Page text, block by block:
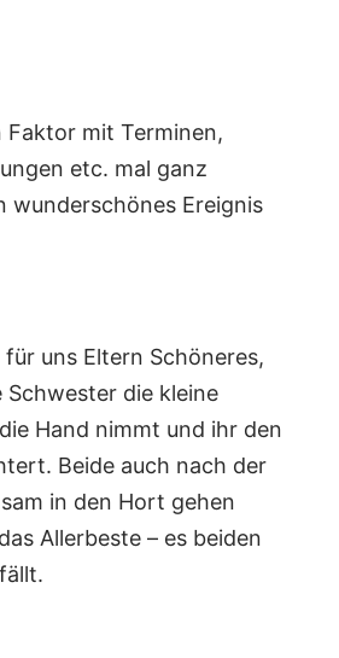
Faktor mit Terminen,
etc. mal ganz
wunderschönes Ereignis
uns Eltern Schöneres,
Schwester die kleine
Hand nimmt und ihr den
Beide auch nach der
in den Hort gehen
Allerbeste – es beiden